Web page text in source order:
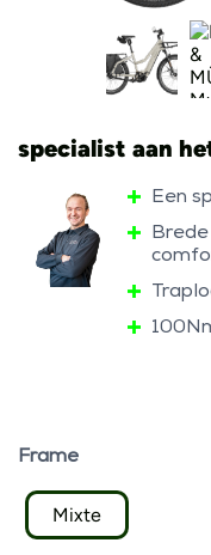
specialist aan
Een
Frame
Mixte